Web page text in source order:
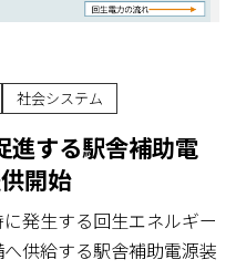
社会システム
進する駅舎補助電
開始
発生する回生エネルギー
供給する駅舎補助電源装